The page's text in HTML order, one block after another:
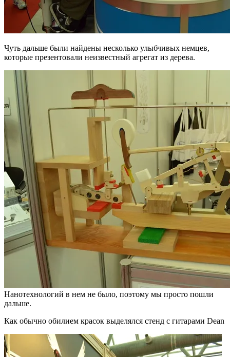
Чуть дальше были найдены несколько улыбчивых немцев,
которые презентовали неизвестный агрегат из дерева.
Нанотехнологий в нем не было, поэтому мы просто пошли
дальше.
Как обычно обилием красок выделялся стенд с гитарами Dean